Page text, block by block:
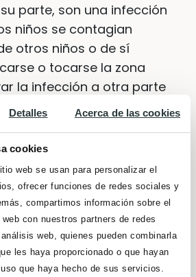
Detalles Acerca de las cookies
cookies
web se usan para personalizar el
ofrecer funciones de redes sociales y
compartimos información sobre el
con nuestros partners de redes
web, quienes pueden combinarla
les haya proporcionado o que hayan
que haya hecho de sus servicios.
parte, son una infección
niños se contagian
otros niños o de sí
o tocarse la zona
la infección a otra parte
no tienen suficiente cloro
los virus de la
también un exceso de
conjuntivitis
casos el ojo está